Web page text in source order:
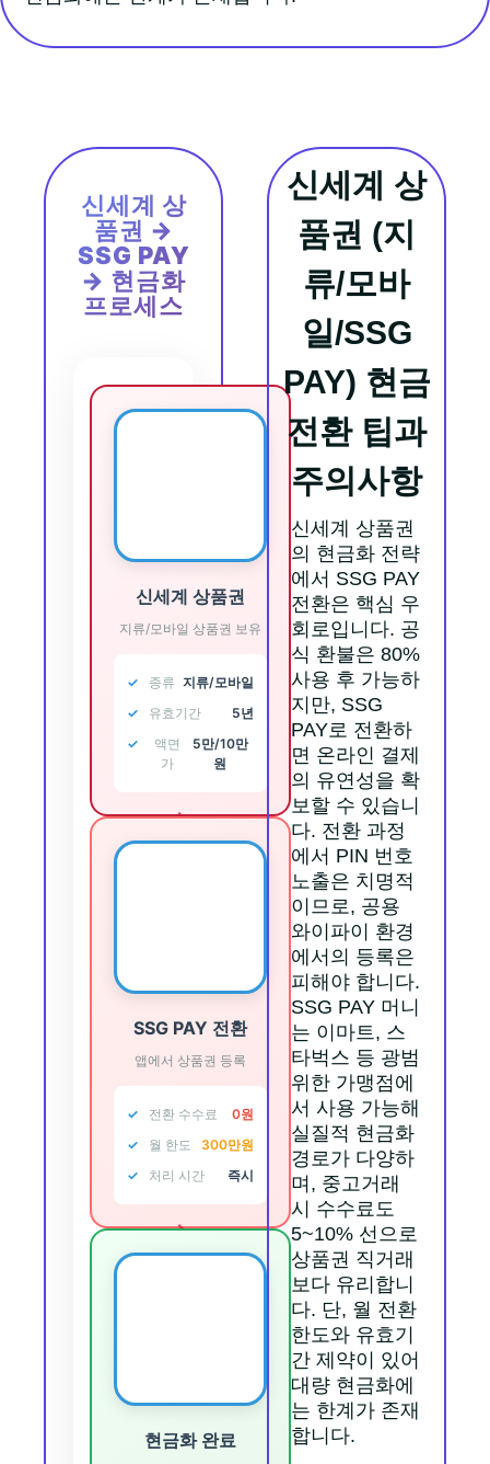
신세계 상
품권 →
SSG PAY
→ 현금화
프로세스
신세계 상품권
지류/모바일 상품권 보유
종류 지류/모바일
유효기간
5년
액면
가
5만/10만
원
→
SSG PAY 전환
앱에서 상품권 등록
전환 수수료
0원
월 한도
300만원
처리 시간
즉시
→
현금화 완료
신세계 상
품권 (지
류/모바
일/SSG
PAY) 현금
전환 팁과
주의사항
신세계 상품권
의 현금화 전략
에서 SSG PAY
전환은 핵심 우
회로입니다. 공
식 환불은 80%
사용 후 가능하
지만, SSG
PAY로 전환하
면 온라인 결제
의 유연성을 확
보할 수 있습니
다. 전환 과정
에서 PIN 번호
노출은 치명적
이므로, 공용
와이파이 환경
에서의 등록은
피해야 합니다.
SSG PAY 머니
는 이마트, 스
타벅스 등 광범
위한 가맹점에
서 사용 가능해
실질적 현금화
경로가 다양하
며, 중고거래
시 수수료도
5~10% 선으로
상품권 직거래
보다 유리합니
다. 단, 월 전환
한도와 유효기
간 제약이 있어
대량 현금화에
는 한계가 존재
합니다.